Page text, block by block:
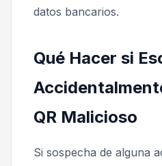
datos bancarios.
Qué Hacer si
QR Malicioso
Si sospecha de alguna